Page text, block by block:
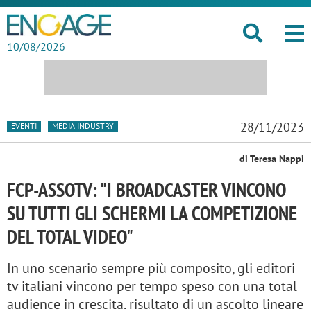
10/08/2026
EVENTI MEDIA INDUSTRY 28/11/2023
di Teresa Nappi
FCP-ASSOTV: "I BROADCASTER VINCONO
SU TUTTI GLI SCHERMI LA COMPETIZIONE
DEL TOTAL VIDEO"
In uno scenario sempre più composito, gli editori
tv italiani vincono per tempo speso con una total
audience in crescita, risultato di un ascolto lineare